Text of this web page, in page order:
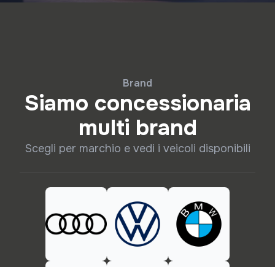
Brand
Siamo concessionaria
multi brand
Scegli per marchio e vedi i veicoli disponibili